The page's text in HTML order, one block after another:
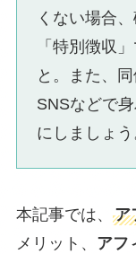
くない場合
「特別徴収
と。また、
SNSなどで
にしましょう
本記事では、 ア
メリット、 アフ